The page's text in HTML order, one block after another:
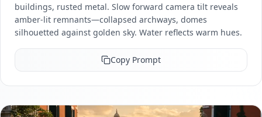
buildings, rusted metal. Slow forward camera tilt reveals
amber-lit remnants—collapsed archways, domes
silhouetted against golden sky. Water reflects warm hues.
Copy Prompt